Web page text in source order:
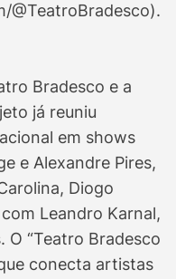
@TeatroBradesco).
Bradesco e a
já reuniu
em shows
e Alexandre Pires,
Diogo
Leandro Karnal,
O “Teatro Bradesco
conecta artistas